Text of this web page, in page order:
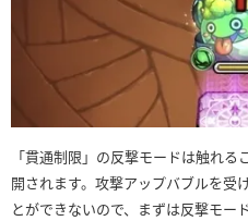
「貫通制限」の反撃モードは触れ
開されます。攻撃アップバブルを受
とができないので、まずは反撃モー